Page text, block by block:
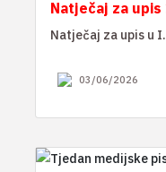
Natječaj za
Natječaj za upis u
03/06/2026